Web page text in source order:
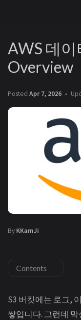
AWS 데이
Overview
Posted Apr 7, 2026
By KKamJi
Contents
S3 버킷에는 로그,
쌓입니다. 그런데 막